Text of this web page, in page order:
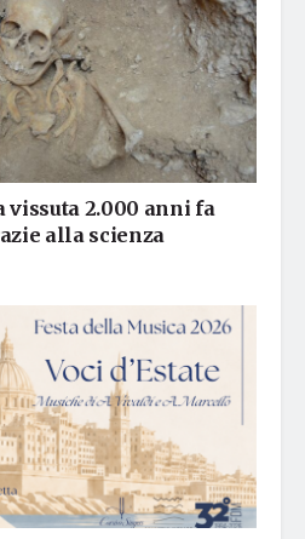
vissuta 2.000 anni fa
alla scienza